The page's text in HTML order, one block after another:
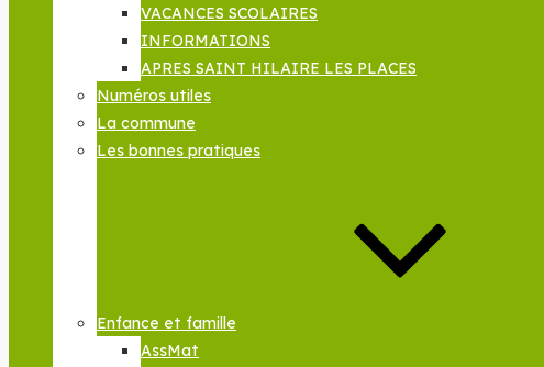
VACANCES SCOLAIRES
INFORMATIONS
APRES SAINT HILAIRE LES PLACES
Numéros utiles
La commune
Les bonnes pratiques
Enfance et famille
AssMat